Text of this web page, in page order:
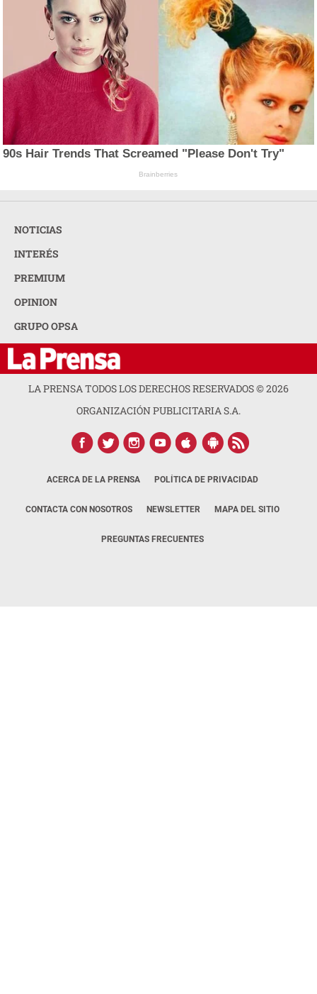
90s Hair Trends That Screamed "Please Don't Try"
Brainberries
NOTICIAS
INTERÉS
PREMIUM
OPINION
GRUPO OPSA
LA PRENSA TODOS LOS DERECHOS RESERVADOS ©2026
ORGANIZACIÓN PUBLICITARIA S.A.
ACERCA DE LA PRENSA POLÍTICA DE PRIVACIDAD
CONTACTA CON NOSOTROS NEWSLETTER MAPA DEL SITIO
PREGUNTAS FRECUENTES